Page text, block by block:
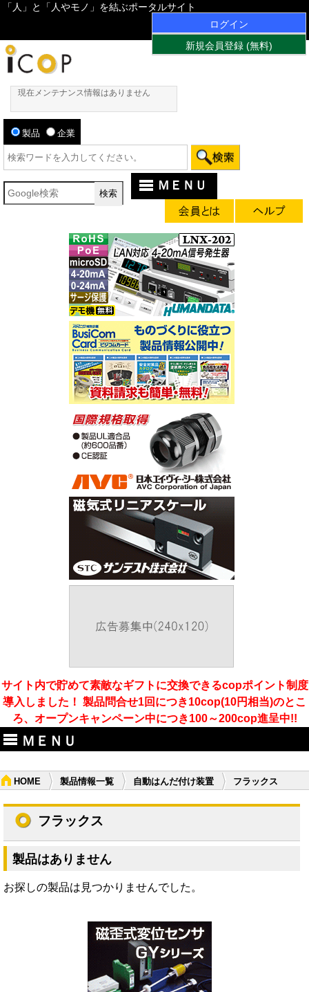
「人」と「人やモノ」を結ぶポータルサイト
ログイン
新規会員登録 (無料)
現在メンテナンス情報はありません
製品 企業
ＭＥＮＵ
サイト内で貯めて素敵なギフトに交換できるcopポイント制度
導入しました！ 製品問合せ1回につき10cop(10円相当)のとこ
ろ、オープンキャンペーン中につき100～200cop進呈中!!
ＭＥＮＵ
HOME 製品情報一覧 自動はんだ付け装置 フラックス
フラックス
製品はありません
お探しの製品は見つかりませんでした。